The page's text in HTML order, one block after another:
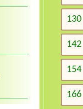
130
142
154
166